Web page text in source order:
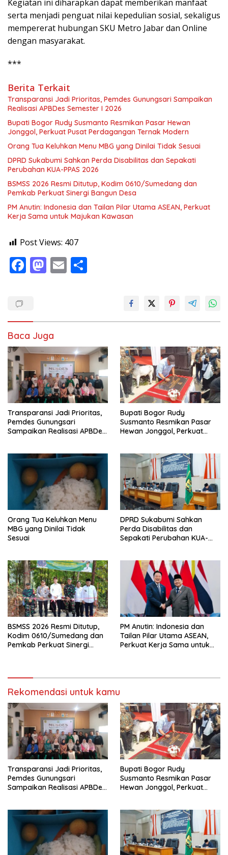
Kegiatan ini diharapkan dapat memberikan manfaat
serta menjadi penguat nilai kepedulian sosial, sekaligus
mempererat hubungan SKU Metro Jabar dan Online
dengan masyarakat.
***
Berita Terkait
Transparansi Jadi Prioritas, Pemdes Gunungsari Sampaikan
Realisasi APBDes Semester I 2026
Bupati Bogor Rudy Susmanto Resmikan Pasar Hewan
Jonggol, Perkuat Pusat Perdagangan Ternak Modern
Orang Tua Keluhkan Menu MBG yang Dinilai Tidak Sesuai
DPRD Sukabumi Sahkan Perda Disabilitas dan Sepakati
Perubahan KUA-PPAS 2026
BSMSS 2026 Resmi Ditutup, Kodim 0610/Sumedang dan
Pemkab Perkuat Sinergi Bangun Desa
PM Anutin: Indonesia dan Tailan Pilar Utama ASEAN, Perkuat
Kerja Sama untuk Majukan Kawasan
Post Views: 407
F
o
o
k
M
o
n
E
Baca Juga
Transparansi Jadi Prioritas,
Pemdes Gunungsari
Sampaikan Realisasi APBDes
Bupati Bogor Rudy
Susmanto Resmikan Pasar
Hewan Jonggol, Perkuat
Orang Tua Keluhkan Menu
MBG yang Dinilai Tidak
Sesuai
DPRD Sukabumi Sahkan
Perda Disabilitas dan
Sepakati Perubahan KUA-
BSMSS 2026 Resmi Ditutup,
Kodim 0610/Sumedang dan
Pemkab Perkuat Sinergi
PM Anutin: Indonesia dan
Tailan Pilar Utama ASEAN,
Perkuat Kerja Sama untuk
Rekomendasi untuk kamu
Transparansi Jadi Prioritas,
Pemdes Gunungsari
Sampaikan Realisasi APBDes
Bupati Bogor Rudy
Susmanto Resmikan Pasar
Hewan Jonggol, Perkuat